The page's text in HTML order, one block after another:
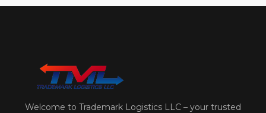
Welcome to Trademark Logistics LLC – your trusted